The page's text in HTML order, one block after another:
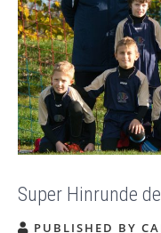
Super Hinrunde
PUBLISHED BY